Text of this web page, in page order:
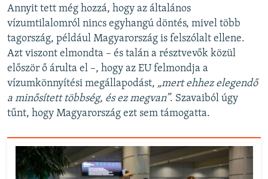
Annyit tett még hozzá, hogy az általános
vízumtilalomról nincs egyhangú döntés, mivel több
tagország, például Magyarország is felszólalt ellene.
Azt viszont elmondta – és talán a résztvevők közül
először ő árulta el –, hogy az EU felmondja a
vízumkönnyítési megállapodást, „mert ehhez elegendő
a minősített többség, és ez megvan”. Szavaiból úgy
tűnt, hogy Magyarország ezt sem támogatta.